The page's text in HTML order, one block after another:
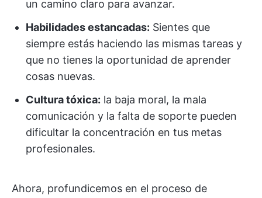
un camino claro para avanzar.
Habilidades estancadas: Sientes que
siempre estás haciendo las mismas tareas y
que no tienes la oportunidad de aprender
cosas nuevas.
Cultura tóxica: la baja moral, la mala
comunicación y la falta de soporte pueden
dificultar la concentración en tus metas
profesionales.
Ahora, profundicemos en el proceso de